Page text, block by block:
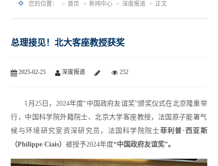
您的位置： 首页 新闻中心 深度报道 正文
总理接见！北大客座教授获奖
2025-02-25 深度报道 252
1月25日，2024年度“中国政府友谊奖”颁奖仪式在北京隆重举
行‍， 中国科学院外籍院士、北京大学客座教授， 法国原子能署气
候与环境研究室资深研究员， 法国科学院院士菲利普·西亚斯
（Philippe Ciais）被授予2024年度“中国政府友谊奖”。